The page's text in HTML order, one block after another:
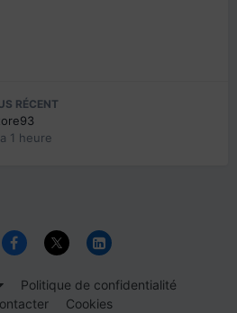
RÉCENT
1 heure
Politique de confidentialité
Cookies